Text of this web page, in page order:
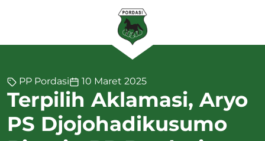
PP Pordasi 10 Maret 2025
Terpilih Aklamasi, Aryo
PS Djojohadikusumo